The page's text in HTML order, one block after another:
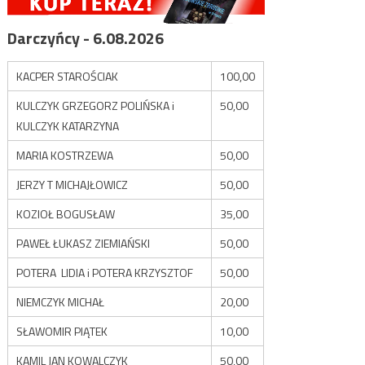
Darczyńcy - 6.08.2026
KACPER STAROŚCIAK
100,00
KULCZYK GRZEGORZ POLIŃSKA i
KULCZYK KATARZYNA
50,00
MARIA KOSTRZEWA
50,00
JERZY T MICHAJŁOWICZ
50,00
KOZIOŁ BOGUSŁAW
35,00
PAWEŁ ŁUKASZ ZIEMIAŃSKI
50,00
POTERA LIDIA i POTERA KRZYSZTOF
50,00
NIEMCZYK MICHAŁ
20,00
SŁAWOMIR PIĄTEK
10,00
KAMIL JAN KOWALCZYK
50,00